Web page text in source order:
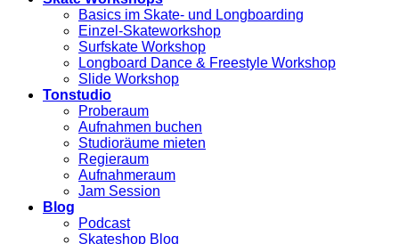
Basics im Skate- und Longboarding
Einzel-Skateworkshop
Surfskate Workshop
Longboard Dance & Freestyle Workshop
Slide Workshop
Tonstudio
Proberaum
Aufnahmen buchen
Studioräume mieten
Regieraum
Aufnahmeraum
Jam Session
Blog
Podcast
Skateshop Blog